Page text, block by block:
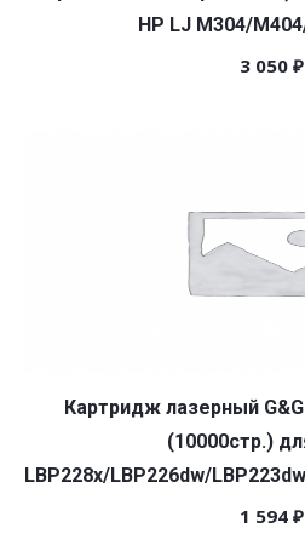
HP LJ M304/
3 050 ₽
Картридж лазерный
(10000стр.)
LBP228x/LBP226dw/
1 594 ₽